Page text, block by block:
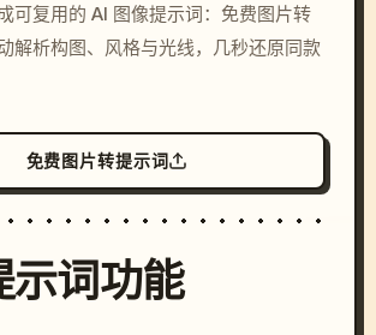
c, cyberpunk sunset, neon
colors, 8k --v 6.0
可复用的 AI 图像提示词：免费图片转
解析构图、风格与光线，几秒还原同款
免费图片转提示词
示词功能